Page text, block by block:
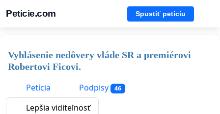
Peticie.com Spustiť petíciu
Vyhlásenie nedôvery vláde SR a premiérovi
Robertovi Ficovi.
Petícia
Podpisy 46
Lepšia viditeľnosť